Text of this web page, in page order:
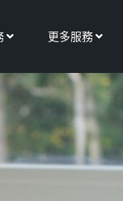
Open 翻譯服務
更多服務